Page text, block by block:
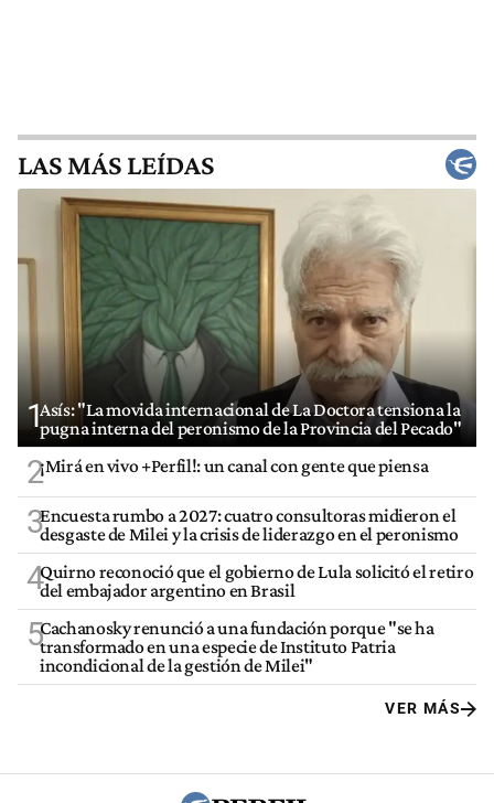
LAS MÁS LEÍDAS
1Asís: "La movida internacional de La Doctora tensiona la
pugna interna del peronismo de la Provincia del Pecado"
2¡Mirá en vivo +Perfil!: un canal con gente que piensa
3Encuesta rumbo a 2027: cuatro consultoras midieron el
desgaste de Milei y la crisis de liderazgo en el peronismo
4Quirno reconoció que el gobierno de Lula solicitó el retiro
del embajador argentino en Brasil
5Cachanosky renunció a una fundación porque "se ha
transformado en una especie de Instituto Patria
incondicional de la gestión de Milei"
VER MÁS